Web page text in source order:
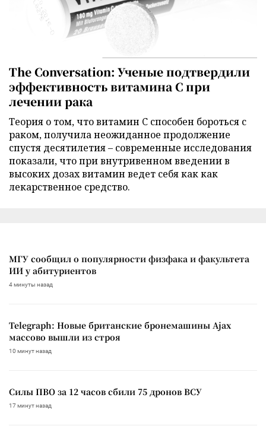
The Conversation: Ученые подтвердили
эффективность витамина C при
лечении рака
Теория о том, что витамин C способен бороться с
раком, получила неожиданное продолжение
спустя десятилетия – современные исследования
показали, что при внутривенном введении в
высоких дозах витамин ведет себя как как
лекарственное средство.
МГУ сообщил о популярности физфака и факультета
ИИ у абитуриентов
4 минуты назад
Telegraph: Новые британские бронемашины Ajax
массово вышли из строя
10 минут назад
Силы ПВО за 12 часов сбили 75 дронов ВСУ
17 минут назад